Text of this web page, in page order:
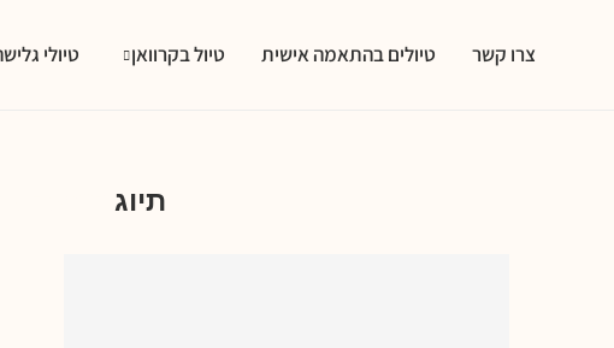
טיולי טיול בקרוואן טיולים בהתאמה אישית צרו קשר
תיוג